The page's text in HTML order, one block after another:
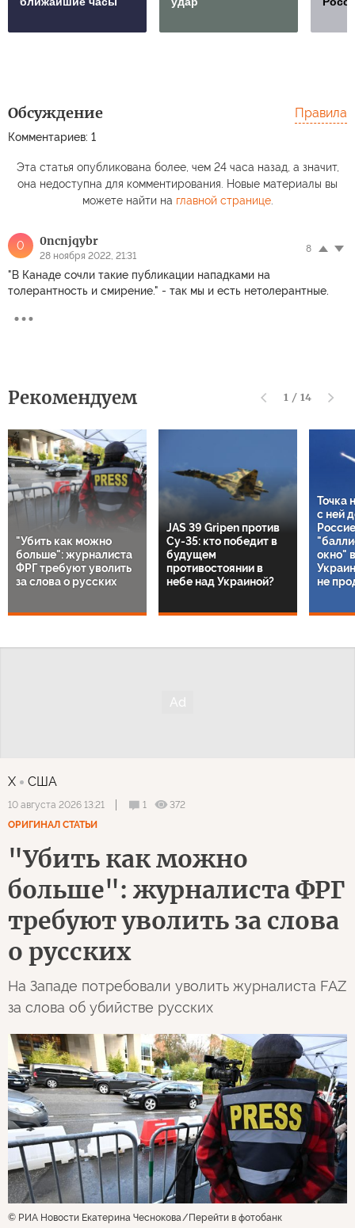
Обсуждение
Комментариев: 1
Правила
Эта статья опубликована более, чем 24 часа назад, а значит,
она недоступна для комментирования. Новые материалы вы
можете найти на главной странице.
0 0ncnjqybr
28 ноября 2022, 21:31
8
"В Канаде сочли такие публикации нападками на
толерантность и смирение." - так мы и есть нетолерантные.
Рекомендуем 1 / 14
"Убить как можно
больше": журналиста
ФРГ требуют уволить
за слова о русских
JAS 39 Gripen против
Су-35: кто победит в
будущем
противостоянии в
небе над Украиной?
Точка
с ней
окно"
не
X США
10 августа 2026 13:21 1
372
ОРИГИНАЛ СТАТЬИ
"Убить как можно
больше": журналиста ФРГ
требуют уволить за слова
о русских
На Западе потребовали уволить журналиста FAZ
за слова об убийстве русских
© РИА Новости Екатерина Чеснокова Перейти в фотобанк